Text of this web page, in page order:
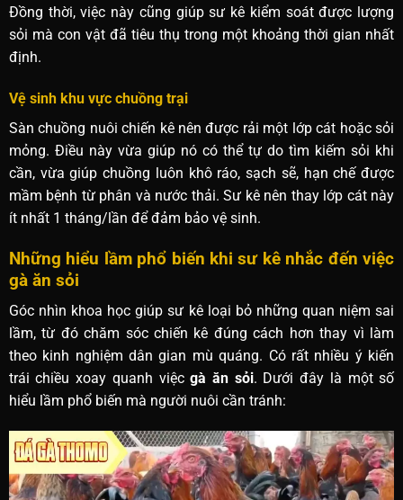
Đồng thời, việc này cũng giúp sư kê kiểm soát được lượng
sỏi mà con vật đã tiêu thụ trong một khoảng thời gian nhất
định.
Vệ sinh khu vực chuồng trại
Sàn chuồng nuôi chiến kê nên được rải một lớp cát hoặc sỏi
mỏng. Điều này vừa giúp nó có thể tự do tìm kiếm sỏi khi
cần, vừa giúp chuồng luôn khô ráo, sạch sẽ, hạn chế được
mầm bệnh từ phân và nước thải. Sư kê nên thay lớp cát này
ít nhất 1 tháng/lần để đảm bảo vệ sinh.
Những hiểu lầm phổ biến khi sư kê nhắc đến việc
gà ăn sỏi
Góc nhìn khoa học giúp sư kê loại bỏ những quan niệm sai
lầm, từ đó chăm sóc chiến kê đúng cách hơn thay vì làm
theo kinh nghiệm dân gian mù quáng. Có rất nhiều ý kiến
trái chiều xoay quanh việcgà ăn sỏi. Dưới đây là một số
hiểu lầm phổ biến mà người nuôi cần tránh: